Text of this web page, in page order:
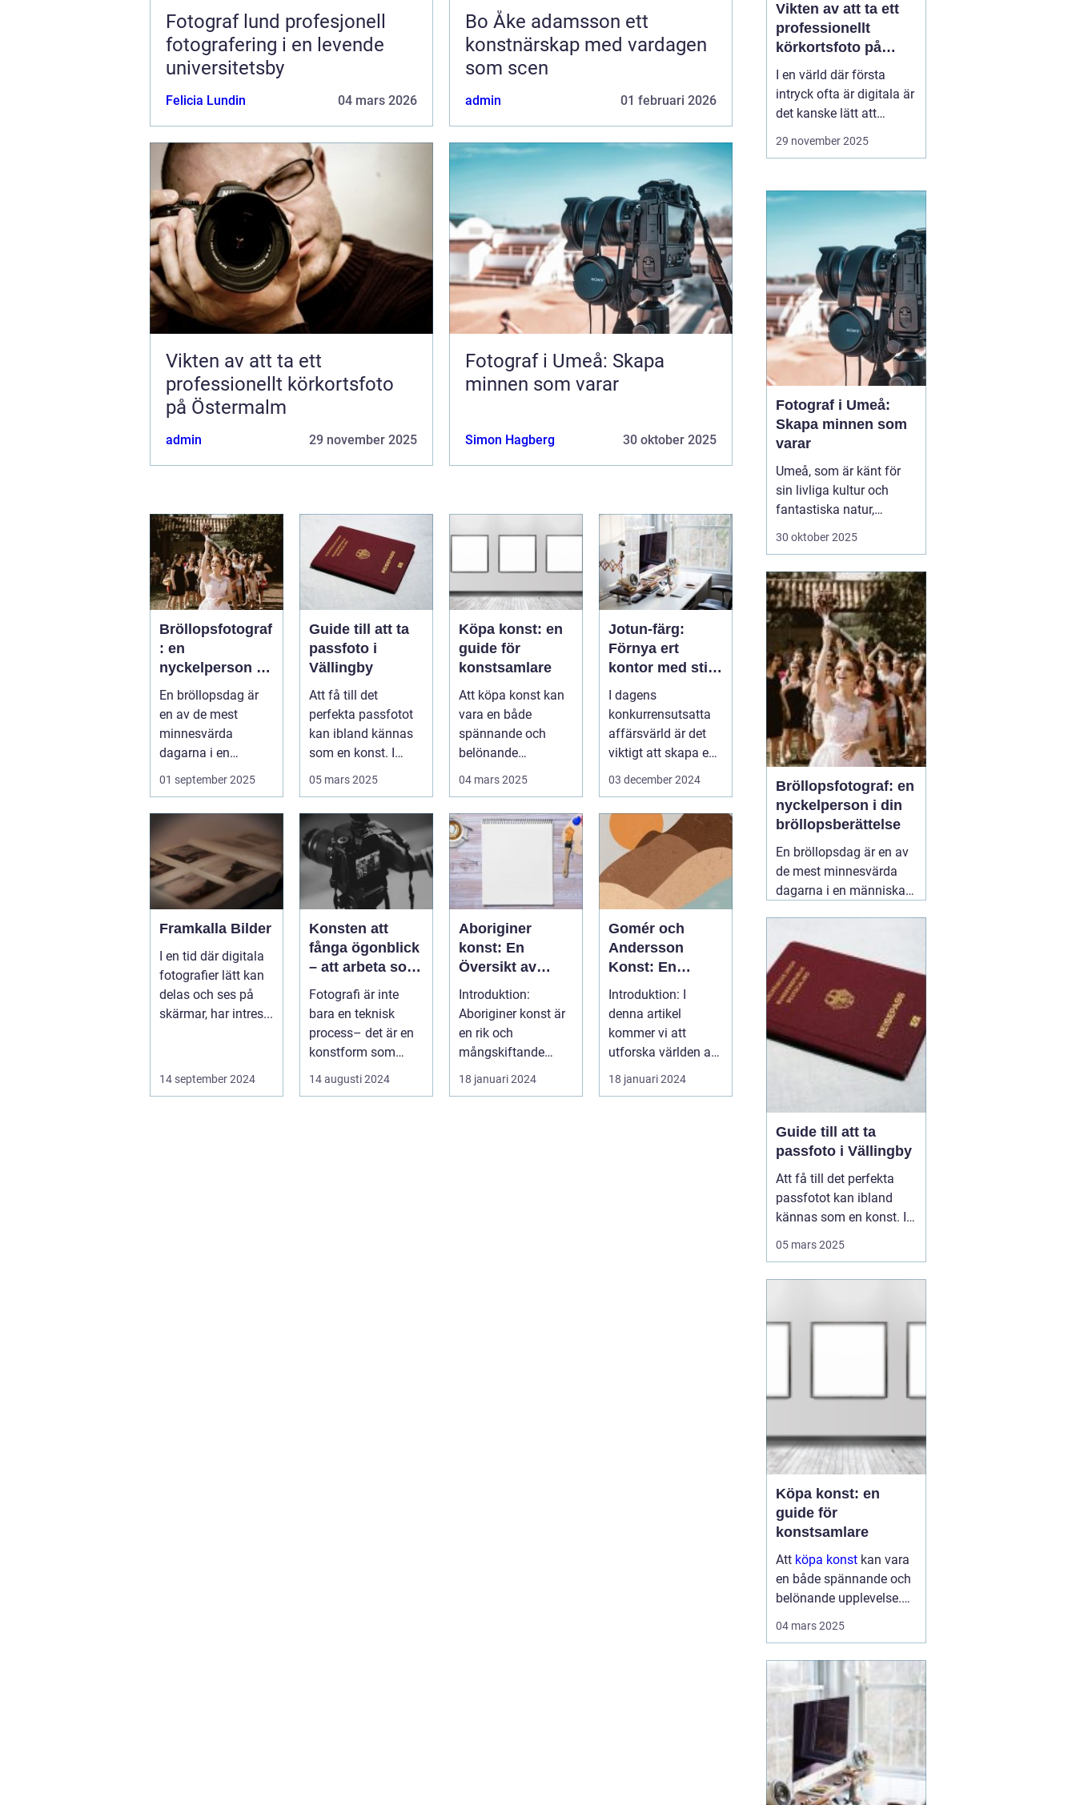
Fotograf lund profesjonell
fotografering i en levende
universitetsby
Felicia Lundin 04 mars 2026
Bo Åke adamsson ett
konstnärskap med vardagen
som scen
admin 01 februari 2026
Vikten av att ta ett
professionellt körkortsfoto
på Östermalm
admin 29 november 2025
Fotograf i Umeå: Skapa
minnen som varar
Simon Hagberg 30 oktober 2025
Bröllopsfotograf
: en
nyckelperson i
din
bröllopsberättel
se
En bröllopsdag är
en av de mest
minnesvärda
dagarna i en
människas liv. Det
&aum...
01 september 2025
Guide till att ta
passfoto i
Vällingby
Att få till det
perfekta passfotot
kan ibland kännas
som en konst. I
05 mars 2025
Köpa konst: en
guide för
konstsamlare
Att köpa konst kan
vara en både
spännande och
belönande
04 mars 2025
Jotun-färg:
Förnya ert
kontor med stil
och enkelhet
I dagens
konkurrensutsatta
affärsvärld är det
viktigt att skapa en
arbetsmiljö s...
03 december 2024
Framkalla Bilder
I en tid där digitala
fotografier lätt kan
delas och ses på
skärmar, har intres...
14 september 2024
Konsten att
fånga ögonblick
– att arbeta som
fotograf i
Norrköping
Fotografi är inte
bara en teknisk
process– det är en
konstform som
fångar tide...
14 augusti 2024
Aboriginer
konst: En
Översikt av
Konstformen
från Australiens
Urinvånare
Introduktion:
Aboriginer konst är
en rik och
mångskiftande
konstform som
härstammar från
18 januari 2024
Gomér och
Andersson
Konst: En
Fördjupande
Översikt
Introduktion: I
denna artikel
kommer vi att
utforska världen av
Gomér och
Andersson konst,
18 januari 2024
Vikten av att ta ett
professionellt
körkortsfoto på
Östermalm
I en värld där första
intryck ofta är digitala är
det kanske lätt att
glömma bort vikten av
en viktig del av vår
identitet. Ett k&o...
29 november 2025
Fotograf i Umeå:
Skapa minnen som
varar
Umeå, som är känt för
sin livliga kultur och
fantastiska natur,
erbjuder många tillfällen
staden för att utforska
dess kulturella
evenemang eller de
vackra norrlands...
30 oktober 2025
Bröllopsfotograf: en
nyckelperson i din
bröllopsberättelse
En bröllopsdag är en av
de mest minnesvärda
dagarna i en människas
känslosamma stunder
som man vill för evigt
bevara i minnet.
september 2025
Guide till att ta
passfoto i Vällingby
Att få till det perfekta
passfotot kan ibland
kännas som en konst. I
rät...
05 mars 2025
Köpa konst: en
guide för
konstsamlare
Att köpa konst kan vara
en både spännande och
belönande upplevelse.
att investera i något som
u...
04 mars 2025